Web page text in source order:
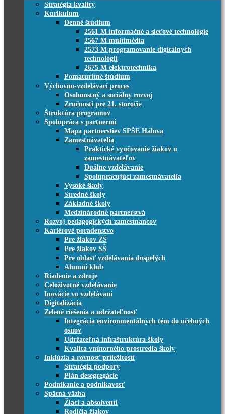
Stratégia kvality
Kurikulum
Denné štúdium
2561 M informačné a sieťové technológie
2567 M multimédia
2573 M programovanie digitálnych
technológií
2675 M elektrotechnika
Pomaturitné štúdium
Výchovno-vzdelávací proces
Osobnostný a sociálny rozvoj
Zručnosti pre 21. storočie
Štruktúra programov
Spolupráca s partnermi
Mapa partnerstiev SPŠE Hálova
Zamestnávatelia
Praktické vyučovanie žiakov u
zamestnávateľov
Duálne vzdelávanie
Spolupracujúci zamestnávatelia
Vysoké školy
Stredné školy
Základné školy
Medzinárodné partnerstvá
Rozvoj pedagogických zamestnancov
Kariérové poradenstvo
Pre žiakov ZŠ
Pre žiakov SŠ
Pre oblasť vzdelávania dospelých
Alumni klub
Riadenie a zdroje
Celoživotné vzdelávanie
Inovácie vo vzdelávaní
Digitalizácia
Zelené riešenia a udržateľnosť
Integrácia environmentálnych tém do učebných
osnov
Udržateľná infraštruktúra školy
Kvalita vnútorného prostredia školy
Inklúzia a rovnosť príležitostí
Stratégia podpory
Plán desegregácie
Podnikanie a podnikavosť
Spätná väzba
Žiaci a absolventi
Rodičia žiakov